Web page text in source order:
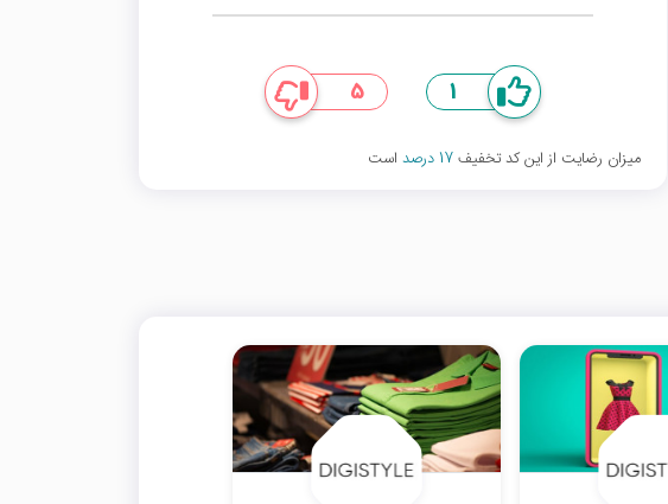
1
5
میزان رضایت از این کد تخفیف17 درصد است